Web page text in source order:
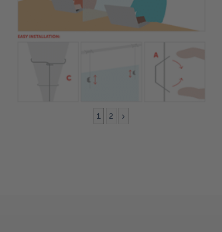
Mise à jour de la situation sur le
1 2 »